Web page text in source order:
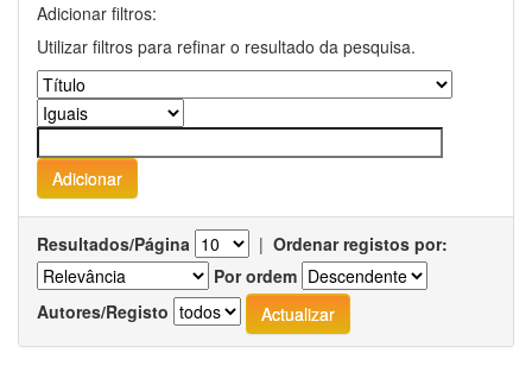
Adicionar filtros:
Utilizar filtros para refinar o resultado da pesquisa.
Resultados/Página | Ordenar registos por:
Por ordem
Autores/Registo